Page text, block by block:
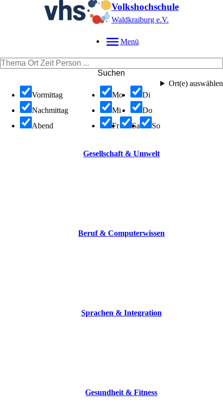
Volkshochschule
Waldkraiburg e.V.
Menü
Suchen
Vormittag
Nachmittag
Abend
Mo
Di
Mi
Do
Fr
Sa So
Ort(e) auswählen
Gesellschaft & Umwelt
Beruf & Computerwissen
Sprachen & Integration
Gesundheit & Fitness